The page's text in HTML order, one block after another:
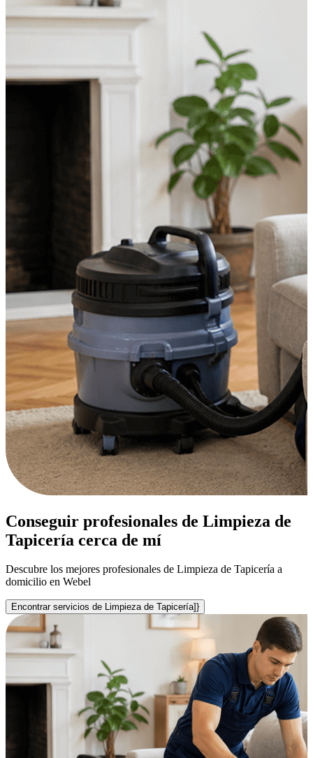
Conseguir profesionales de Limpieza de
Tapicería cerca de mí
Descubre los mejores profesionales de Limpieza de Tapicería a
domicilio en Webel
Encontrar servicios de Limpieza de Tapicería]}